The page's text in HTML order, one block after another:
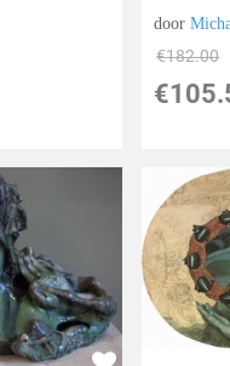
door
€182.00
€